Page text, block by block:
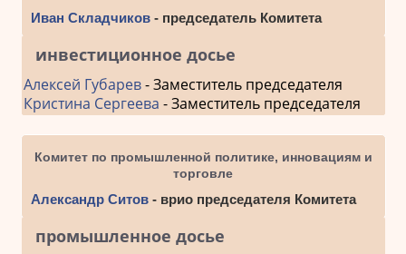
Иван Складчиков- председатель Комитета
инвестиционное досье
Алексей Губарев- Заместитель председателя
Кристина Сергеева - Заместитель председателя
Комитет по промышленной политике, инновациям и
торговле
Александр Ситов- врио председателя Комитета
промышленное досье